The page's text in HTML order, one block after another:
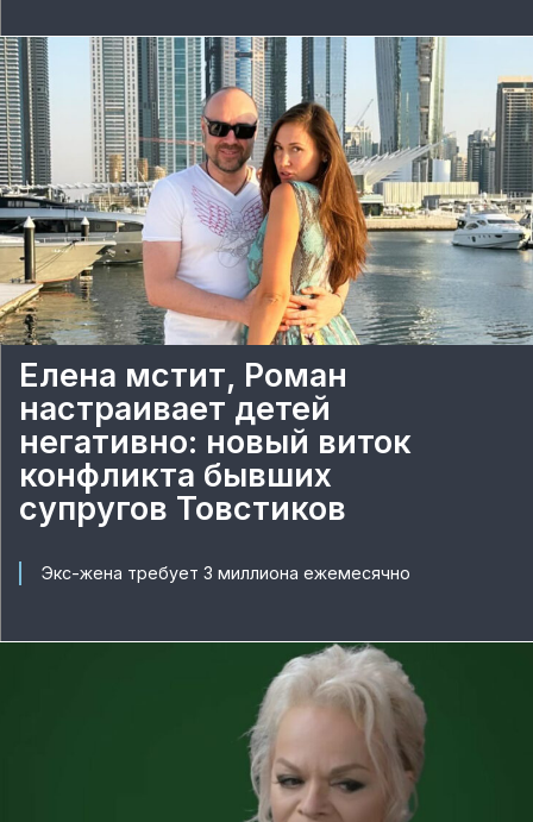
Елена мстит, Роман
настраивает детей
негативно: новый виток
конфликта бывших
супругов Товстиков
Экс-жена требует 3 миллиона ежемесячно